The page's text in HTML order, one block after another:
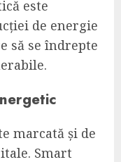
este
de energie
să se îndrepte
marcată și de
Smart